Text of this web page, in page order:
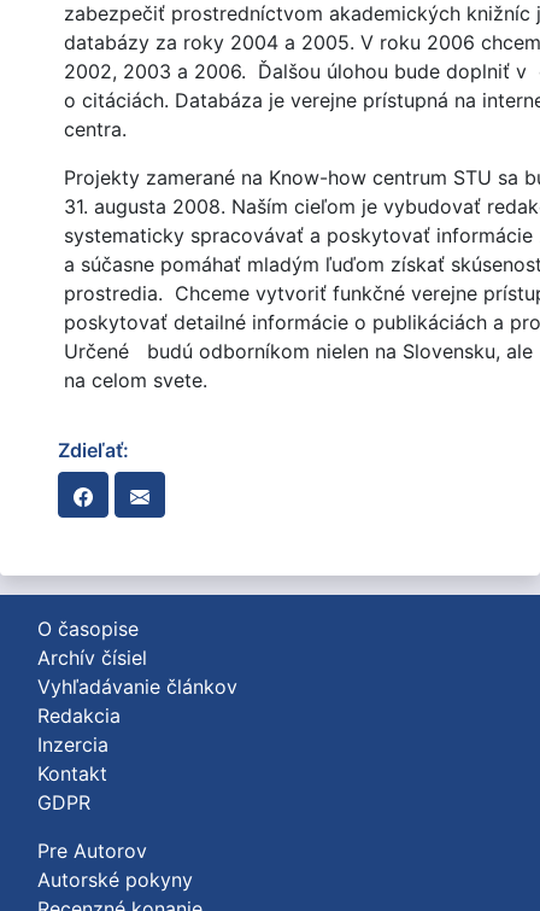
zabezpečiť prostredníctvom akademických knižníc
databázy za roky 2004 a 2005. V roku 2006
2002, 2003 a 2006. Ďalšou úlohou bude doplniť
o citáciách. Databáza je verejne prístupná na
centra.
Projekty zamerané na Know-how centrum STU sa
31. augusta 2008. Naším cieľom je vybudovať
systematicky spracovávať a poskytovať
a súčasne pomáhať mladým ľuďom získať
prostredia. Chceme vytvoriť funkčné verejne
poskytovať detailné informácie o publikáciách a
Určené budú odborníkom nielen na Slovensku,
na celom svete.
Zdieľať:
O časopise
Archív čísiel
Vyhľadávanie článkov
Redakcia
Inzercia
Kontakt
GDPR
Pre Autorov
Autorské pokyny